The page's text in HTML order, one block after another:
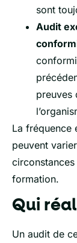
sont
Audit
preuves
La fréquence
peuvent
formation.
Qui
Un audit de